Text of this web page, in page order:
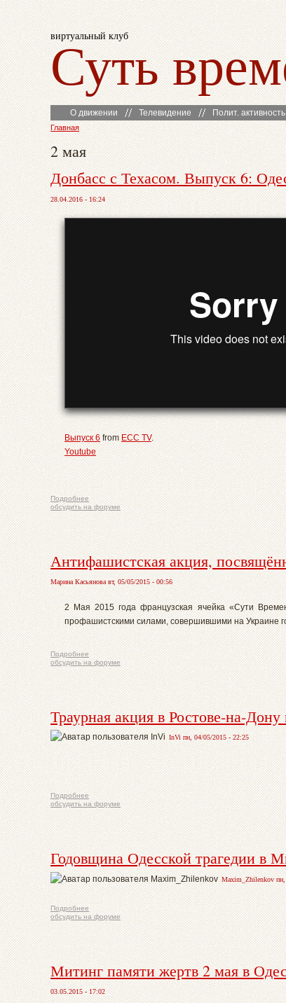
виртуальный клуб
Суть
О движении Телевидение Полит. активность
Главная
2 мая
Донбасс с Техасом. Выпуск 6:
28.04.2016 - 16:24
Выпуск 6 from ECC TV.
Youtube
Подробнее
обсудить на форуме
Антифашистская акция,
Марина Касьянова вт, 05/05/2015 - 00:56
2 Мая 2015 года французская ячейка «Сути
профашистскими силами, совершившими на Украине
Подробнее
обсудить на форуме
Траурная акция в Ростове-на-
InVi пн, 04/05/2015 - 22:25
Подробнее
обсудить на форуме
Годовщина Одесской трагедии в
Maxim_Zhilenkov
Подробнее
обсудить на форуме
Митинг памяти жертв 2 мая в
03.05.2015 - 17:02